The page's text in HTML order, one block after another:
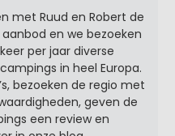
met Ruud en Robert de
en we bezoeken
per jaar diverse
in heel Europa.
bezoeken de regio met
geven de
een review en